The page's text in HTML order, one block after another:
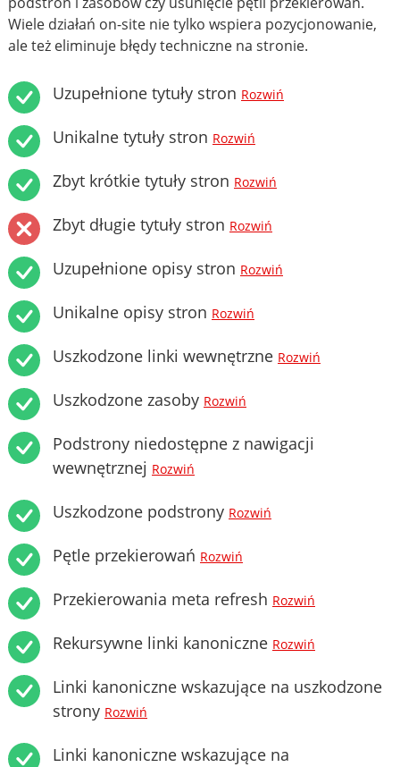
Wiele działań on-site nie tylko wspiera pozycjonowanie,
ale też eliminuje błędy techniczne na stronie.
Uzupełnione tytuły stron Rozwiń
Unikalne tytuły stron Rozwiń
Zbyt krótkie tytuły stron Rozwiń
Zbyt długie tytuły stron Rozwiń
Uzupełnione opisy stron Rozwiń
Unikalne opisy stron Rozwiń
Uszkodzone linki wewnętrzne Rozwiń
Uszkodzone zasoby Rozwiń
Podstrony niedostępne z nawigacji
wewnętrznej Rozwiń
Uszkodzone podstrony Rozwiń
Pętle przekierowań Rozwiń
Przekierowania meta refresh Rozwiń
Rekursywne linki kanoniczne Rozwiń
Linki kanoniczne wskazujące na uszkodzone
strony Rozwiń
Linki kanoniczne wskazujące na